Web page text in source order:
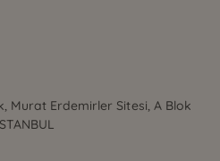
Murat Erdemirler Sitesi, A Blok